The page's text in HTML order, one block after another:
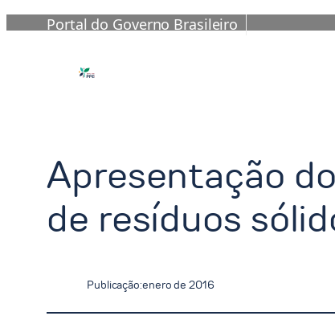
Portal do Governo Brasileiro
Apresentação
de resíduos
Publicação:enero de 2016